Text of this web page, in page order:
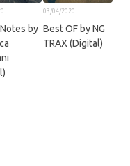
by
03/04/2020
Best OF by NG
TRAX (Digital)